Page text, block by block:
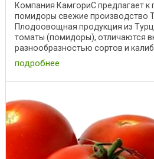
Компания КамгориС предлагает к
помидоры свежие производство
Плодоовощная продукция из
томаты (помидоры), отличаются
разнообразностью сортов и
подробнее